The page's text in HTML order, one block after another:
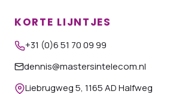
KORTE LIJNTJES
+31 (0)6 51 70 09 99
dennis@mastersintelecom.nl
Liebrugweg 5, 1165 AD Halfweg